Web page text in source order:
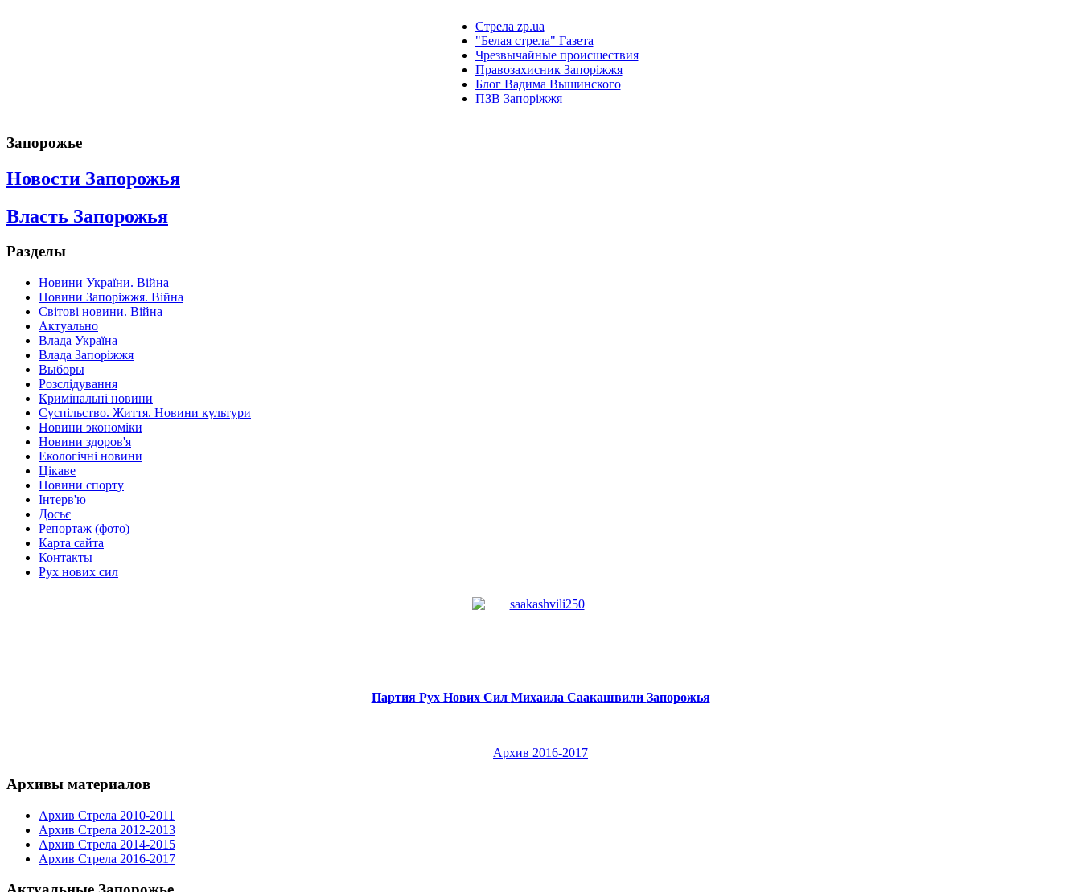
Стрела zp.ua
"Белая стрела" Газета
Чрезвычайные происшествия
Правозахисник Запоріжжя
Блог Вадима Вышинского
ПЗВ Запоріжжя
Запорожье
Новости Запорожья
Власть Запорожья
Разделы
Новини України. Війна
Новини Запоріжжя. Війна
Світові новини. Війна
Актуально
Влада Україна
Влада Запоріжжя
Выборы
Розслідування
Кримінальні новини
Суспільство. Життя. Новини культури
Новини экономіки
Новини здоров'я
Екологічні новини
Цікаве
Новини спорту
Інтерв'ю
Досьє
Репортаж (фото)
Карта сайта
Контакты
Рух нових сил
Партия Рух Нових Сил Михаила Саакашвили Запорожья
Архив 2016-2017
Архивы материалов
Архив Стрела 2010-2011
Архив Стрела 2012-2013
Архив Стрела 2014-2015
Архив Стрела 2016-2017